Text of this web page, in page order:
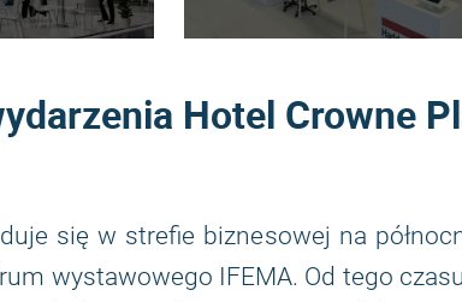
Hotel Crowne
się w strefie biznesowej na
wystawowego IFEMA. Od tego